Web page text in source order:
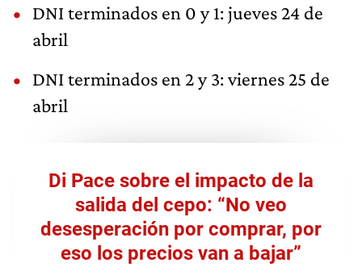
DNI terminados en 0 y 1: jueves 24 de
abril
DNI terminados en 2 y 3: viernes 25 de
abril
Di Pace sobre el impacto de la
salida del cepo: “No veo
desesperación por comprar, por
eso los precios van a bajar”